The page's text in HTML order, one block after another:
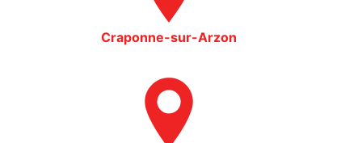
Craponne-sur-Arzon